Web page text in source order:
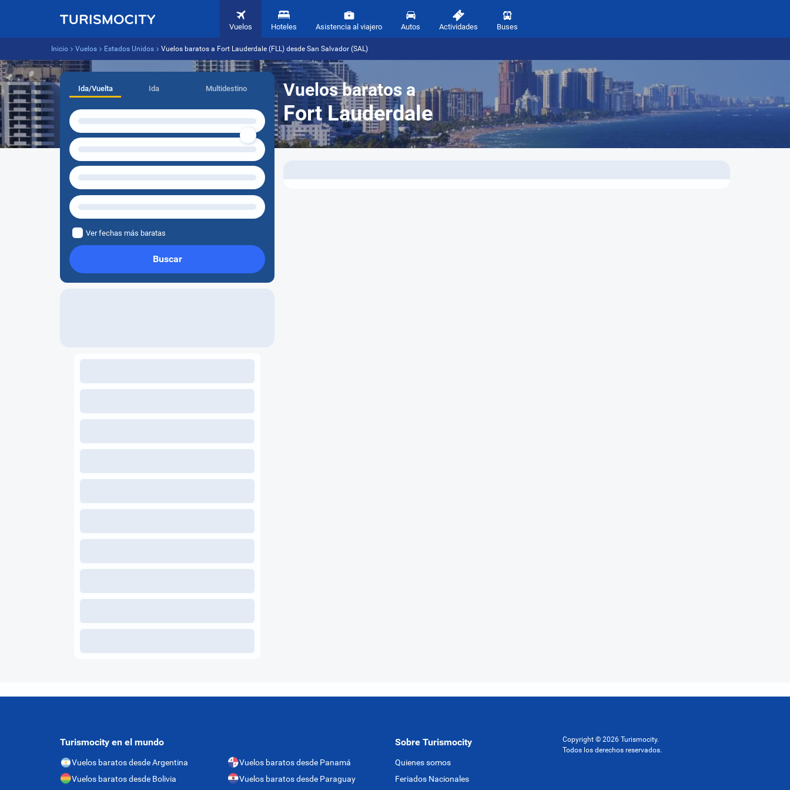
Vuelos Hoteles Asistencia al viajero Autos Actividades Buses
Inicio Vuelos Estados Unidos Vuelos baratos a Fort Lauderdale (FLL) desde San Salvador (SAL)
Vuelos baratos a
Fort Lauderdale
Ida/Vuelta Ida Multidestino
Ver fechas más baratas
Buscar
Turismocity en el mundo
Vuelos baratos desde Argentina
Vuelos baratos desde Bolivia
Vuelos baratos desde Panamá
Vuelos baratos desde Paraguay
Sobre Turismocity
Quienes somos
Feriados Nacionales
Copyright © 2026 Turismocity.
Todos los derechos reservados.